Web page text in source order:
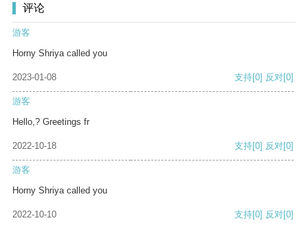
评论
游客
Horny Shriya called you
2023-01-08 支持[0] 反对[0]
游客
Hello,? Greetings fr
2022-10-18 支持[0] 反对[0]
游客
Horny Shriya called you
2022-10-10 支持[0] 反对[0]